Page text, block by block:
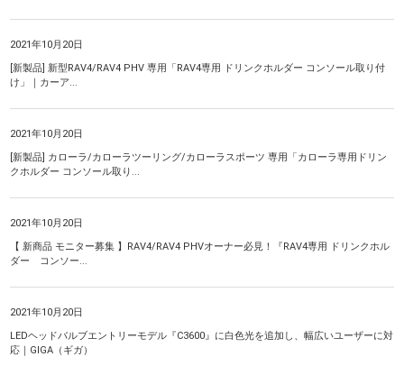
2021年10月20日
[新製品] 新型RAV4/RAV4 PHV 専用「RAV4専用 ドリンクホルダー コンソール取り付
け」｜カーア...
2021年10月20日
[新製品] カローラ/カローラツーリング/カローラスポーツ 専用「カローラ専用ドリン
クホルダー コンソール取り...
2021年10月20日
【 新商品 モニター募集 】RAV4/RAV4 PHVオーナー必見！『RAV4専用 ドリンクホル
ダー コンソー...
2021年10月20日
LEDヘッドバルブエントリーモデル『C3600』に白色光を追加し、幅広いユーザーに対
応｜GIGA（ギガ）